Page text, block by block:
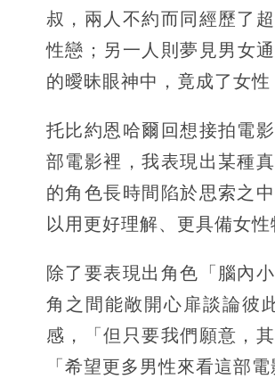
叔，兩人不約而同經歷了
性戀；另一人則夢見男女
的曖昧眼神中，竟成了女
托比約恩哈爾回想接拍電
部電影裡，我表現出某種
的角色長時間陷於思索之
以用更好理解、更具備女
除了要表現出角色「腦內
角之間能敞開心扉談論彼
感，「但只要我們願意，
「希望更多男性來看這部電